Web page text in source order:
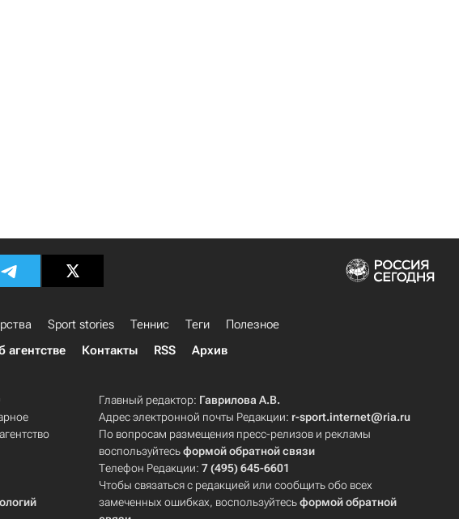
Sport stories Теннис Теги
Полезное
агентстве Контакты RSS Архив
Главный редактор: Гаврилова А.В.
Адрес электронной почты Редакции: r-sport.internet@ria.ru
По вопросам размещения пресс-релизов и рекламы
воспользуйтесьформой обратной связи
Телефон Редакции:7 (495) 645-6601
Чтобы связаться с редакцией или сообщить обо всех
замеченных ошибках, воспользуйтесьформой обратной